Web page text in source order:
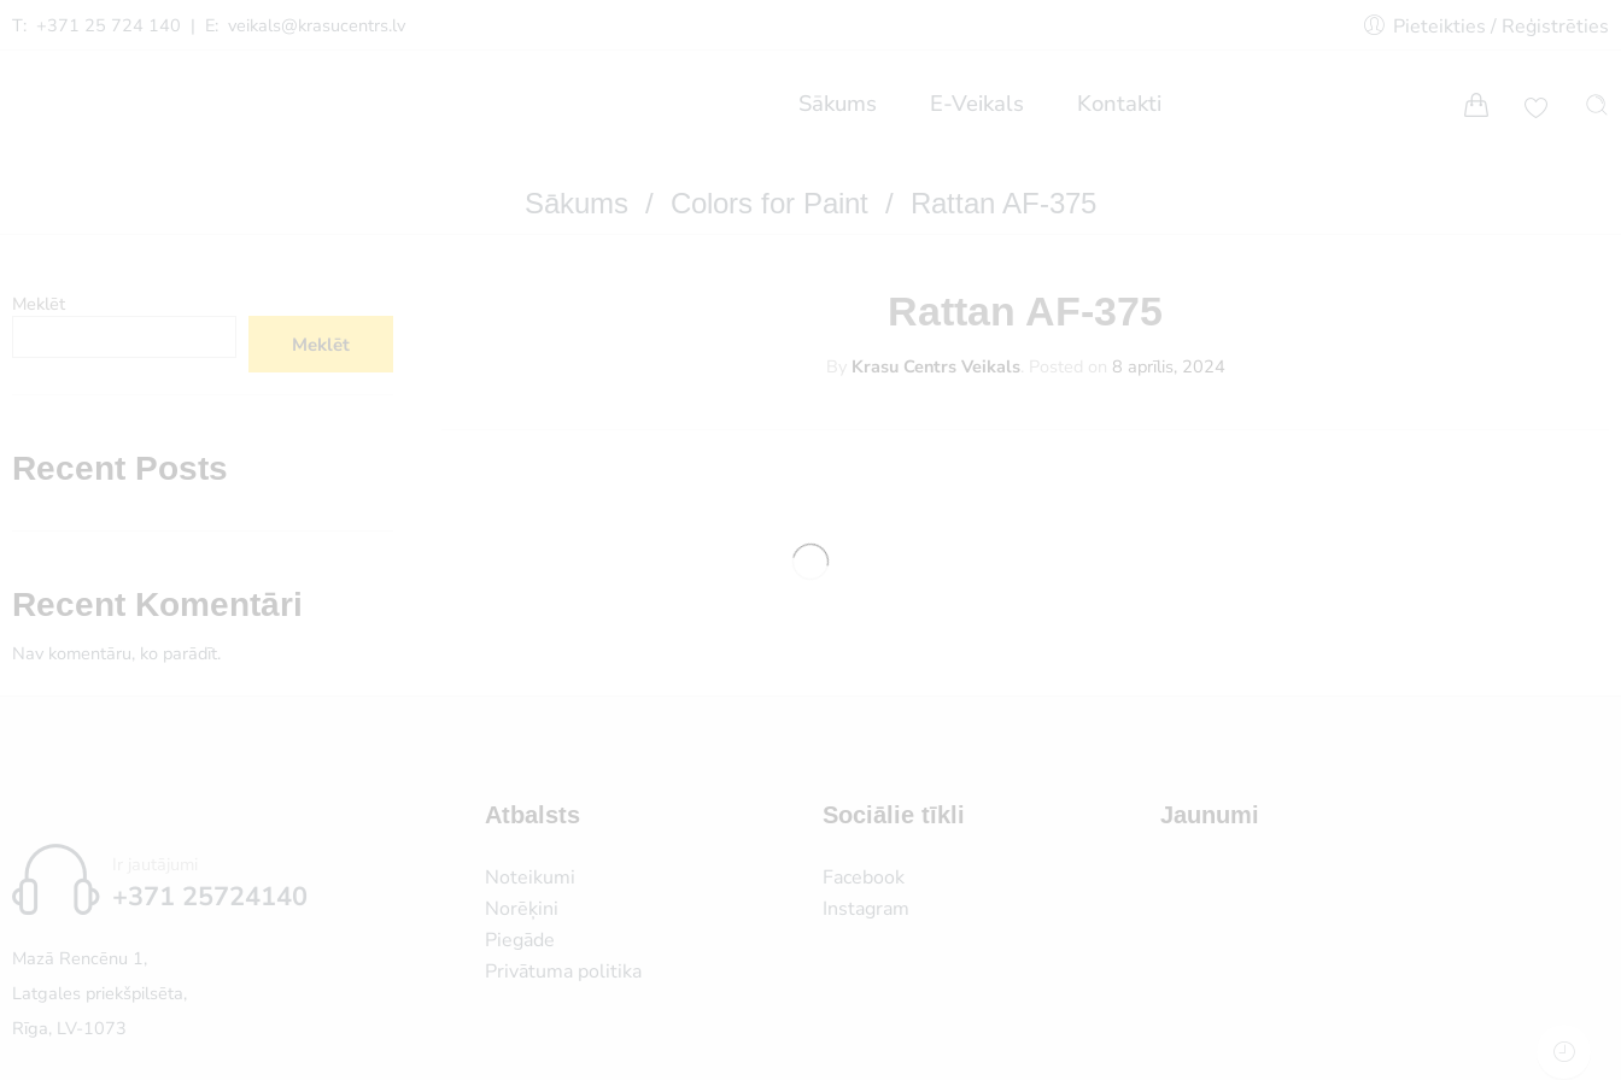
T: +371 25 724 140 | E: veikals@krasucentrs.lv Pieteikties / Reģistrēties
Sākums E-Veikals Kontakti
Sākums / Colors for Paint / Rattan AF-375
Rattan AF-375
By Krasu Centrs Veikals. Posted on 8 aprīlis, 2024
Meklēt
Meklēt
Recent Posts
Recent Komentāri
Nav komentāru, ko parādīt.
+371 25724140
Mazā Rencēnu 1,
Latgales priekšpilsēta,
Rīga, LV-1073
Atbalsts
Noteikumi
Norēķini
Piegāde
Privātuma politika
Sociālie tīkli
Facebook
Instagram
Jaunumi